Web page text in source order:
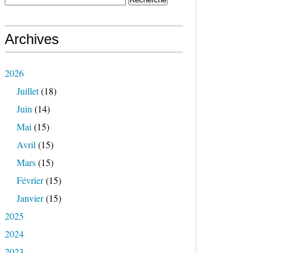
Archives
2026
Juillet(18)
Juin (14)
Mai (15)
Avril (15)
Mars(15)
Février(15)
Janvier(15)
2025
2024